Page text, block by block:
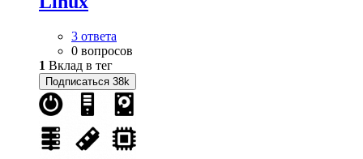
3 ответа
0 вопросов
1 Вклад в тег
Подписаться 38k